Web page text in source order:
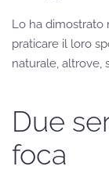
Lo ha dimostrato
praticare il loro
naturale, altrove,
Due
foca